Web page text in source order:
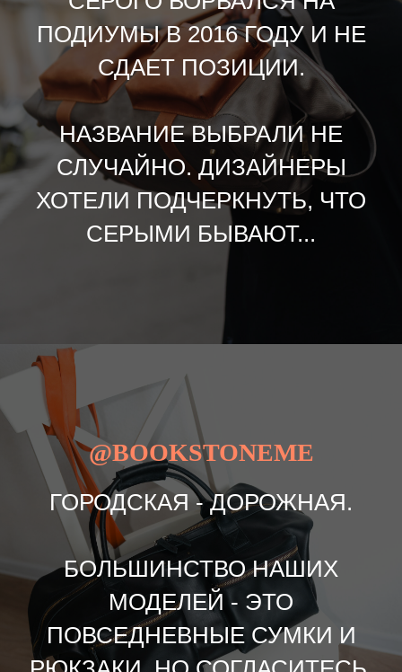
ПОДИУМЫ В 2016 ГОДУ И НЕ
СДАЕТ ПОЗИЦИИ.
НАЗВАНИЕ ВЫБРАЛИ НЕ
СЛУЧАЙНО. ДИЗАЙНЕРЫ
ХОТЕЛИ ПОДЧЕРКНУТЬ, ЧТО
СЕРЫМИ БЫВАЮТ...
@BOOKSTONEME
ГОРОДСКАЯ - ДОРОЖНАЯ.
БОЛЬШИНСТВО НАШИХ
МОДЕЛЕЙ - ЭТО
ПОВСЕДНЕВНЫЕ СУМКИ И